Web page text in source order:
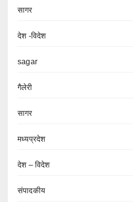
सागर
देश -विदेश
sagar
गैलेरी
सागर
मध्यप्रदेश
देश – विदेश
संपादकीय